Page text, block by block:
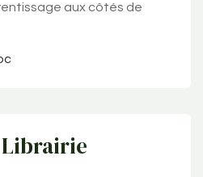
aux côtés de
Librairie